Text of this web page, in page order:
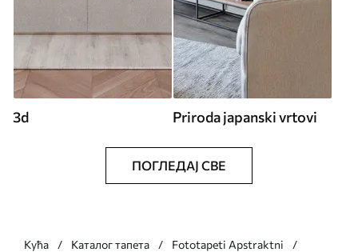
3d Priroda japanski vrtovi
ПОГЛЕДАЈ СВЕ
Кућа Каталог тапета
Fototapeti Apstraktni